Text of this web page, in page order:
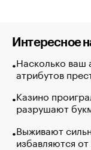
Интересное
Насколько ваш
атрибутов
Казино
разрушают
Выживают
избавляются